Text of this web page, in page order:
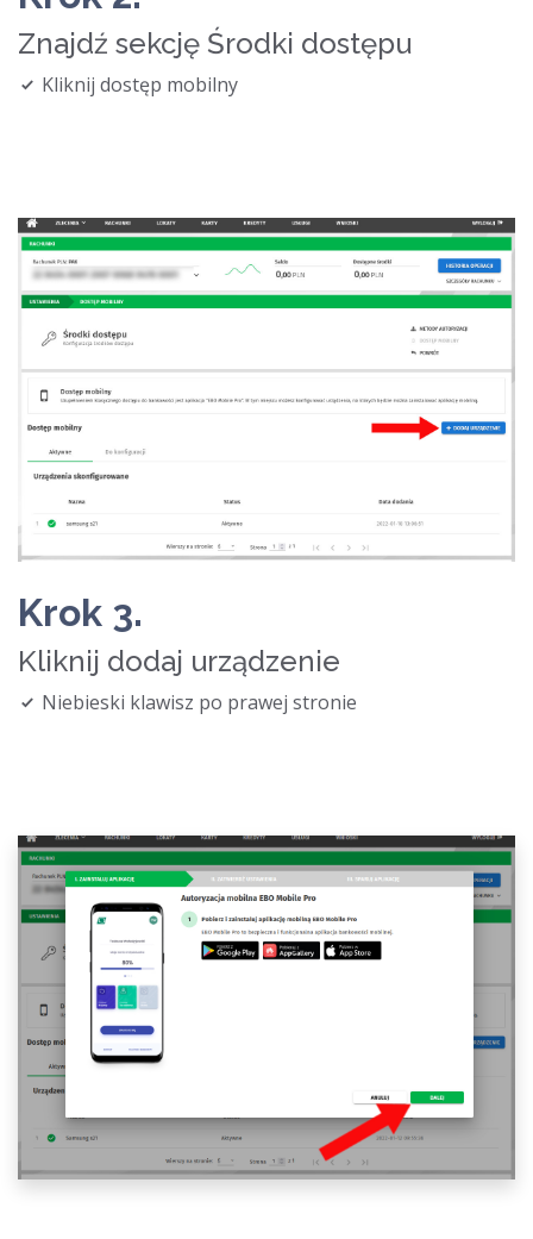
Znajdź sekcję Środki dostępu
Kliknij dostęp mobilny
Krok 3.
Kliknij dodaj urządzenie
Niebieski klawisz po prawej stronie